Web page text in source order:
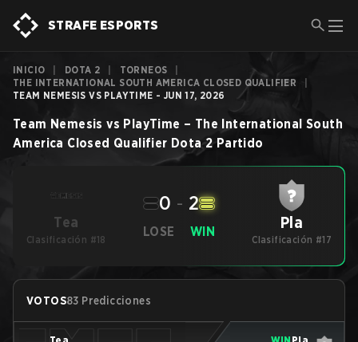
STRAFE ESPORTS
INICIO DOTA 2 TORNEOS
THE INTERNATIONAL SOUTH AMERICA CLOSED QUALIFIER
TEAM NEMESIS VS PLAYTIME - JUN 17, 2026
Team Nemesis vs PlayTime – The International South
America Closed Qualifier Dota 2 Partido
Tea
Clasificación #18
LOSE
0 - 2
WIN Pla
Clasificación #17
VOTOS83 Predicciones
Tea WIN Pla